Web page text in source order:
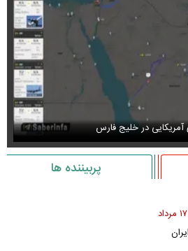
در خلیج فارس
پربیننده ها